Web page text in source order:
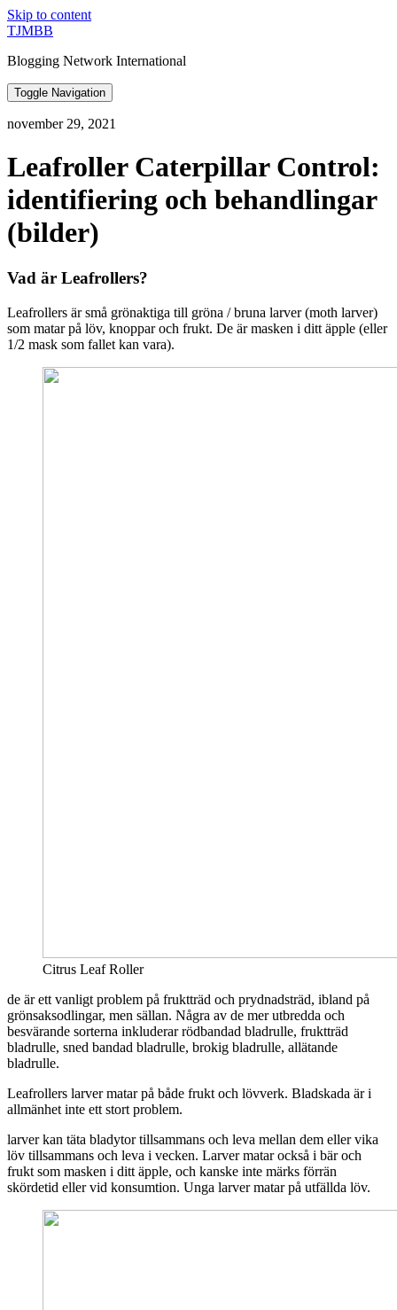
Skip to content
TJMBB
Blogging Network International
Toggle Navigation
november 29, 2021
Leafroller Caterpillar Control:
identifiering och behandlingar
(bilder)
Vad är Leafrollers?
Leafrollers är små grönaktiga till gröna / bruna larver (moth larver)
som matar på löv, knoppar och frukt. De är masken i ditt äpple (eller
1/2 mask som fallet kan vara).
Citrus Leaf Roller
de är ett vanligt problem på fruktträd och prydnadsträd, ibland på
grönsaksodlingar, men sällan. Några av de mer utbredda och
besvärande sorterna inkluderar rödbandad bladrulle, fruktträd
bladrulle, sned bandad bladrulle, brokig bladrulle, allätande
bladrulle.
Leafrollers larver matar på både frukt och lövverk. Bladskada är i
allmänhet inte ett stort problem.
larver kan täta bladytor tillsammans och leva mellan dem eller vika
löv tillsammans och leva i vecken. Larver matar också i bär och
frukt som masken i ditt äpple, och kanske inte märks förrän
skördetid eller vid konsumtion. Unga larver matar på utfällda löv.